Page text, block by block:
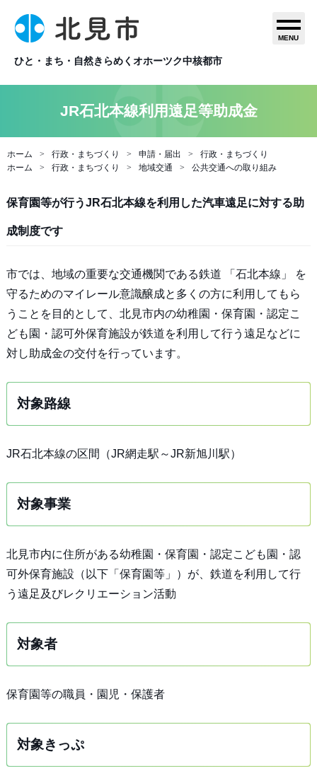
ひと・まち・自然きらめくオホーツク中核都市
MENU
JR石北本線利用遠足等助成金
ホーム 行政・まちづくり 申請・届出
行政・まちづくり
ホーム
行政・まちづくり 地域交通 公共交通への取り組み
保育園等が行うJR石北本線を利用した汽車遠足に対する助
成制度です
市では、地域の重要な交通機関である鉄道 「石北本線」 を
守るためのマイレール意識醸成と多くの方に利用してもら
うことを目的として、北見市内の幼稚園・保育園・認定こ
ども園・認可外保育施設が鉄道を利用して行う遠足などに
対し助成金の交付を行っています。
対象路線
JR石北本線の区間（JR網走駅～JR新旭川駅）
対象事業
北見市内に住所がある幼稚園・保育園・認定こども園・認
可外保育施設（以下「保育園等」）が、鉄道を利用して行
う遠足及びレクリエーション活動
対象者
保育園等の職員・園児・保護者
対象きっぷ